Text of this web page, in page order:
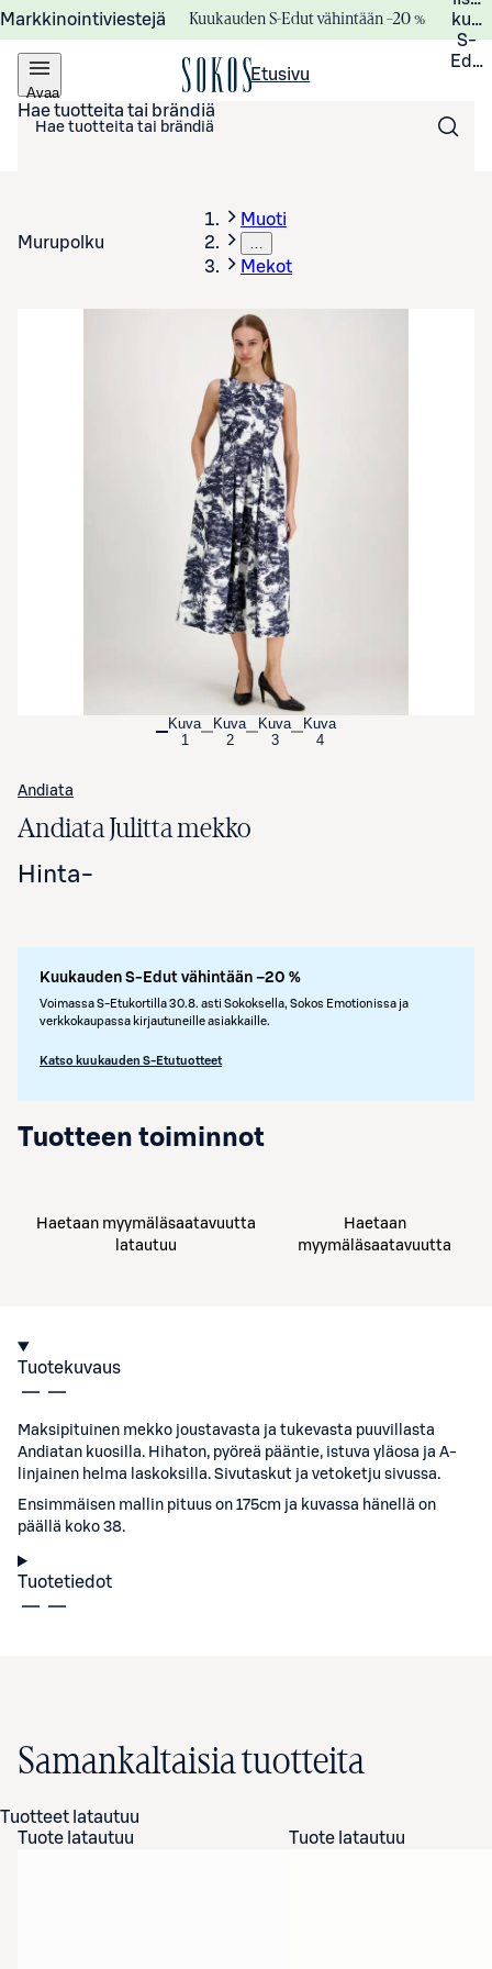
Markkinointiviestejä Kuukauden S-Edut vähintään –20 %
S-
Avaa
valikko
Etusivu
Hae tuotteita tai brändiä
Murupolku
Muoti
…
Mekot
Avaa tuotekuva suurennettuna
Kuva
1
Kuva
2
Kuva
3
Kuva
4
Andiata
Andiata Julitta mekko
Hinta-
Kuukauden S-Edut vähintään –20 %
Voimassa S-Etukortilla 30.8. asti Sokoksella, Sokos Emotionissa ja
verkkokaupassa kirjautuneille asiakkaille.
Katso kuukauden S-Etutuotteet
Tuotteen toiminnot
Haetaan myymäläsaatavuutta
latautuu
Haetaan
myymäläsaatavuutta
Tuotekuvaus
Maksipituinen mekko joustavasta ja tukevasta puuvillasta
Andiatan kuosilla. Hihaton, pyöreä pääntie, istuva yläosa ja A-
linjainen helma laskoksilla. Sivutaskut ja vetoketju sivussa.
Ensimmäisen mallin pituus on 175cm ja kuvassa hänellä on
päällä koko 38.
Tuotetiedot
Samankaltaisia tuotteita
Tuotteet latautuu
Tuote latautuu
Tuote latautuu